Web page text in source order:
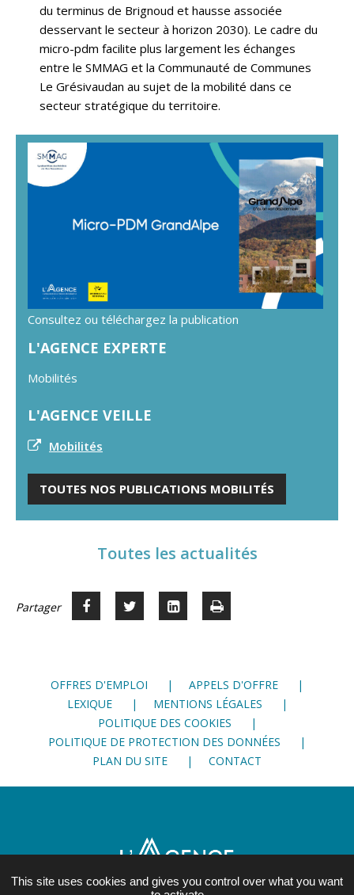
du terminus de Brignoud et hausse associée
desservant le secteur à horizon 2030). Le cadre du
micro-pdm facilite plus largement les échanges
entre le SMMAG et la Communauté de Communes
Le Grésivaudan au sujet de la mobilité dans ce
secteur stratégique du territoire.
Consultez ou téléchargez la publication
L'AGENCE EXPERTE
Mobilités
L'AGENCE VEILLE
Mobilités
TOUTES NOS PUBLICATIONS MOBILITÉS
Toutes les actualités
Partager Partager
Partager
Voir
Imprimer
OFFRES D'EMPLOI
APPELS D'OFFRE
LEXIQUE
MENTIONS LÉGALES
POLITIQUE DES COOKIES
POLITIQUE DE PROTECTION DES DONNÉES
PLAN DU SITE
CONTACT
This site uses cookies and gives you control over what you want